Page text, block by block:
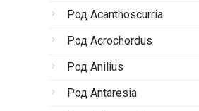
Род Acanthoscurria
Род Acrochordus
Род Anilius
Род Antaresia